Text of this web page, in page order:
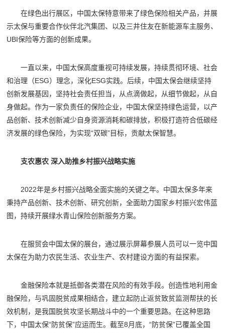
在绿色出行展区，中国太保特意带来了绿色保险相关产品，并展
示太保与重要合作伙伴北汽集团、以及三井住友在新能源车主服务、
UBI保险等方面的创新成果。
一直以来，中国太保高度重视可持续发展，持续贯彻环境、社会
和治理（ESG）理念，深化ESG实践。后续，中国太保会继续坚持
创新发展基因，坚持社会责任担当，从点滴做起，从细节做起，从自
身做起。作为一家负责任的保险企业，中国太保坚持绿色运营，以产
品创新、技术创新减少自身资源消耗和碳排放，积极打造符合低碳经
济发展的绿色保险，为实现“双碳”目标，贡献太保智慧。
支农惠农 深入助推乡村振兴战略实施
2022年是乡村振兴战略全面实施的关键之年。中国太保多年来
秉持产品创新、技术创新、研究创新，全面助力国家乡村振兴宏伟蓝
图，持续开展绿水青山保险创新服务方案。
在服贸会中国太保的展台，通过展示屏幕参展人员可以一览中国
太保在为助力农民生活、农业生产、农村建设方面的有益探索。
金融保险本就是抵御各类潜在风险的有效手段。创造性地利用金
融保险，与巩固脱贫成果相结合，建立起防止返贫致贫监测帮扶的长
效机制，是我国脱贫攻坚长期战斗中的一个重要思路。在这种思路
下，中国太保“防贫保”应运而生。截至8月底，“防贫保”已覆盖全国